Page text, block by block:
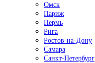
Омск
Париж
Пермь
Рига
Ростов-на-Дону
Самара
Санкт-Петербург